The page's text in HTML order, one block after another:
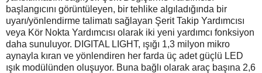
başlangıcını görüntüleyen, bir tehlike algıladığında bir
uyarı/yönlendirme talimatı sağlayan Şerit Takip Yardımcısı
veya Kör Nokta Yardımcısı olarak iki yeni yardımcı fonksiyon
daha sunuluyor. DIGITAL LIGHT, ışığı 1,3 milyon mikro
aynayla kıran ve yönlendiren her farda üç adet güçlü LED
ışık modülünden oluşuyor. Buna bağlı olarak araç başına 2,6